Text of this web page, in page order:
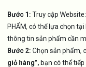
Bước 1: Truy cập Website:
PHẨM, có thể lựa chọn tại
thông tin sản phẩm cần
Bước 2: Chọn sản phẩm,
giỏ hàng”, bạn có thể